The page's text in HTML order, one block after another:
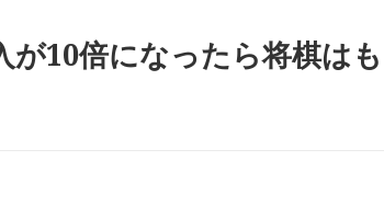
が10倍になったら将棋はも